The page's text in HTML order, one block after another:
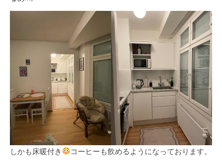
しかも床暖付き
コーヒーも飲めるようになっております。